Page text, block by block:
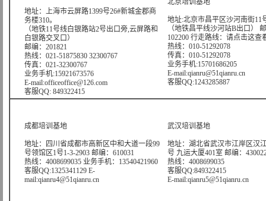
地址：上海市云屏路1399号26#新城金郡商
务楼310。
（地铁11号线白银路站2号出口旁,云屏路和
白银路交叉口）
邮编：201821
热线：021-51875830 32300767
传真：021-32300767
业务手机:15921673576
E-mail:officeoffice@126.com
客服QQ: 849322415
北京培训基地
地址:北京市昌平区沙河南街11
（地铁昌平线沙河站B出口）
102200 行走路线： 请点击这查
热线：010-51292078
传真：010-51292078
业务手机:15701686205
E-mail:qianru@51qianru.cn
客服QQ:1243285887
成都培训基地
地址：四川省成都市高新区中和大道一段99
号领馆区1号1-3-2903 邮编：610031
热线：4008699035 业务手机：13540421960
客服QQ:1325341129 E-
mail:qianru4@51qianru.cn
武汉培训基地
地址：湖北省武汉市江岸区汉
号 九运大厦401室 邮编：
热线：4008699035
客服QQ:849322415
E-mail:qianru5@51qianru.cn